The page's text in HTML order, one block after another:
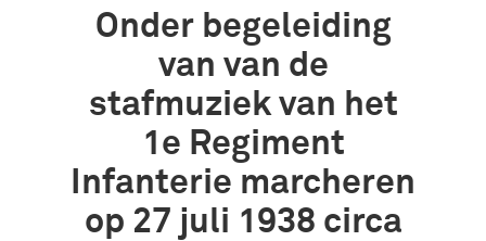
Onder begeleiding
van van de
stafmuziek van het
1e Regiment
Infanterie marcheren
op 27 juli 1938 circa